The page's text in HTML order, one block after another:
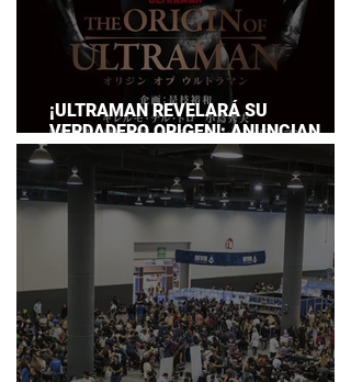
¡ULTRAMAN REVELARÁ SU
VERDADERO ORIGEN!: ANUNCIAN
DOCUMENTAL POR EL 60
ANIVERSARIO DE LA FRANQUICIA